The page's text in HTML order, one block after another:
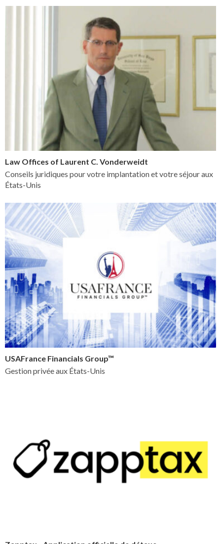
Law Offices of Laurent C. Vonderweidt
Conseils juridiques pour votre implantation et votre séjour aux
États-Unis
USAFrance Financials Group™
Gestion privée aux États-Unis